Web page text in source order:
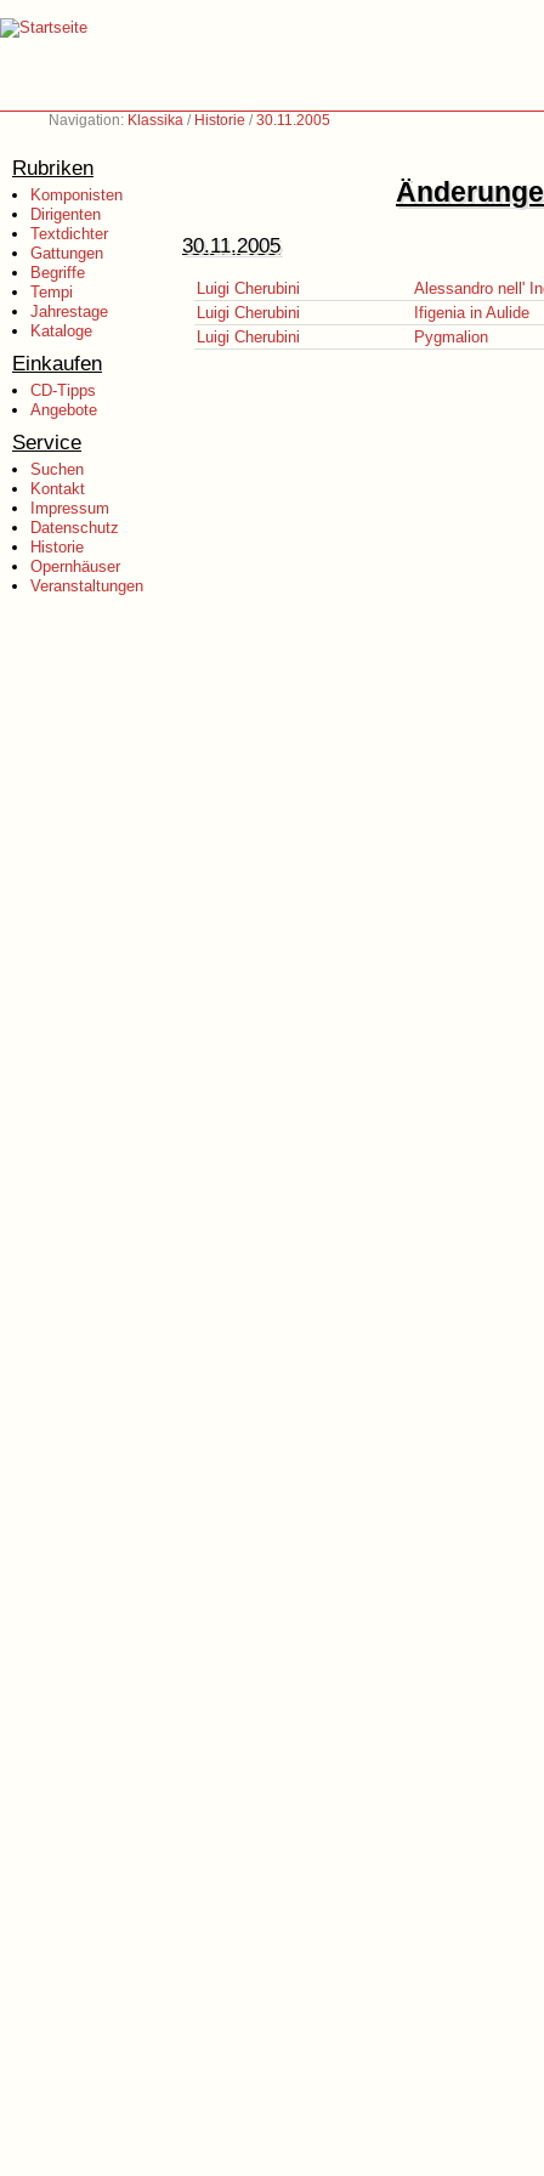
Navigation: Klassika / Historie /30.11.2005
Rubriken
Komponisten
Dirigenten
Textdichter
Gattungen
Begriffe
Tempi
Jahrestage
Kataloge
Einkaufen
CD-Tipps
Angebote
Service
Suchen
Kontakt
Impressum
Datenschutz
Historie
Opernhäuser
Veranstaltungen
30.11.2005
Luigi Cherubini
Alessandro nell'
Luigi Cherubini
Ifigenia in Aulide
Luigi Cherubini
Pygmalion